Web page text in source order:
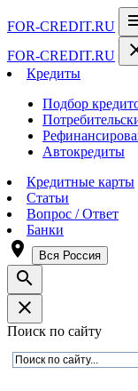
FOR-CREDIT.RU
FOR-CREDIT.RU
Кредиты
Подбор
Автокредиты
Кредитные карты
Статьи
Вопрос / Ответ
Банки
room Вся Россия
search
close
Поиск по сайту